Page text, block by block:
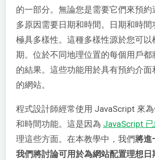
的一部分。無論您是需要它們來預
多原因需要日期和時間。日期和時
極具多樣性。這種多樣性源於您可
期。位於不同地理位置的每個用戶
的結果。這些功能用於具有預約介
的網站。
程式設計師經常使用 JavaScript 來
和時間功能。這是因為 JavaScript
理這些方面。在本教學中，我們將進
我們將討論可用於為網站配置理想